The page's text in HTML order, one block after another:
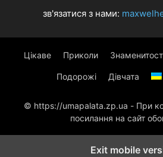
зв'язатися з нами:
Цікаве Приколи
Подорожі Дівчата
© https://umapalata.zp.ua - При
посилання на сайт
Exit mobile